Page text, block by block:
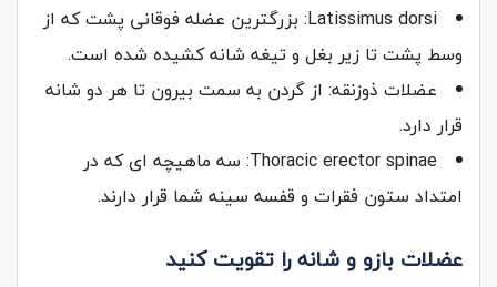
Latissimus dorsi: بزرگترین عضله فوقانی پشت که از
وسط پشت تا زیر بغل و تیغه شانه کشیده شده است.
عضلات ذوزنقه: از گردن به سمت بیرون تا هر دو شانه
قرار دارد.
Thoracic erector spinae: سه ماهیچه ای که در
امتداد ستون فقرات و قفسه سینه شما قرار دارند.
عضلات بازو و شانه را تقویت کنید